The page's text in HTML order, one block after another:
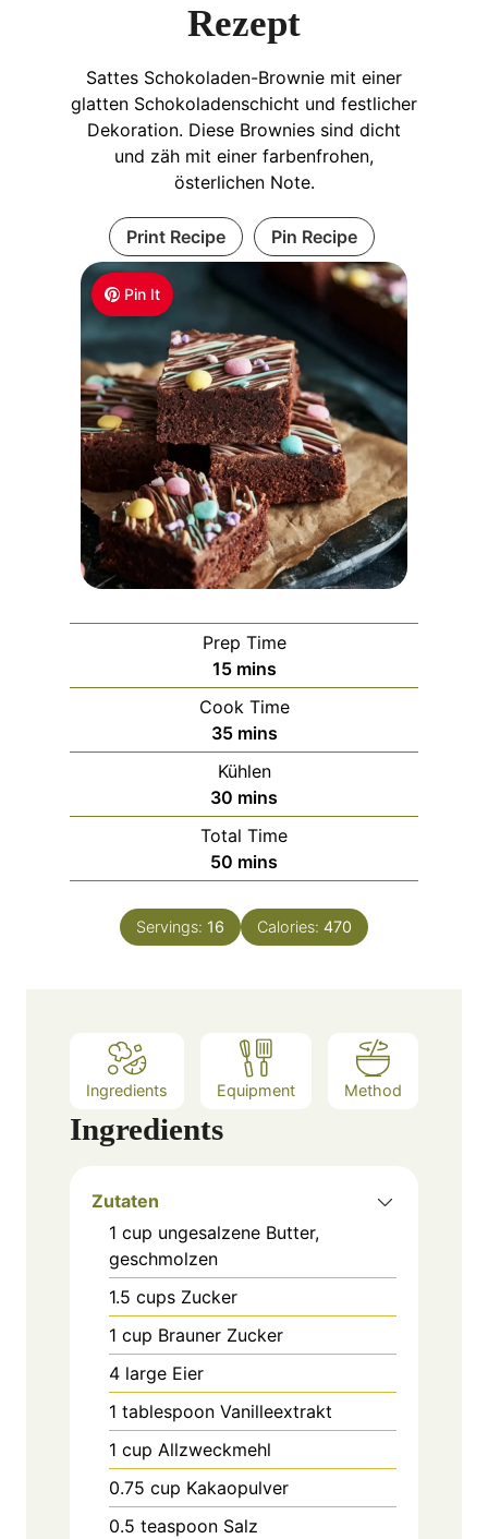
Pin It
Rezept
Sattes Schokoladen-Brownie mit einer
glatten Schokoladenschicht und festlicher
Dekoration. Diese Brownies sind dicht
und zäh mit einer farbenfrohen,
österlichen Note.
Print Recipe Pin Recipe
Prep Time
15m
i
n
u
t
e
s
mins
Cook Time
35m
i
n
u
t
e
s
mins
Kühlen
30 m
i
n
u
e
mins
Total Time
50 m
i
n
u
mins
Servings: 16 Calories: 470
Ingredients Equipment Method
Ingredients
Zutaten
1 cup ungesalzene Butter,
geschmolzen
1.5 cups Zucker
1 cup Brauner Zucker
4 large Eier
1 tablespoon Vanilleextrakt
1 cup Allzweckmehl
0.75 cup Kakaopulver
0.5 teaspoon Salz